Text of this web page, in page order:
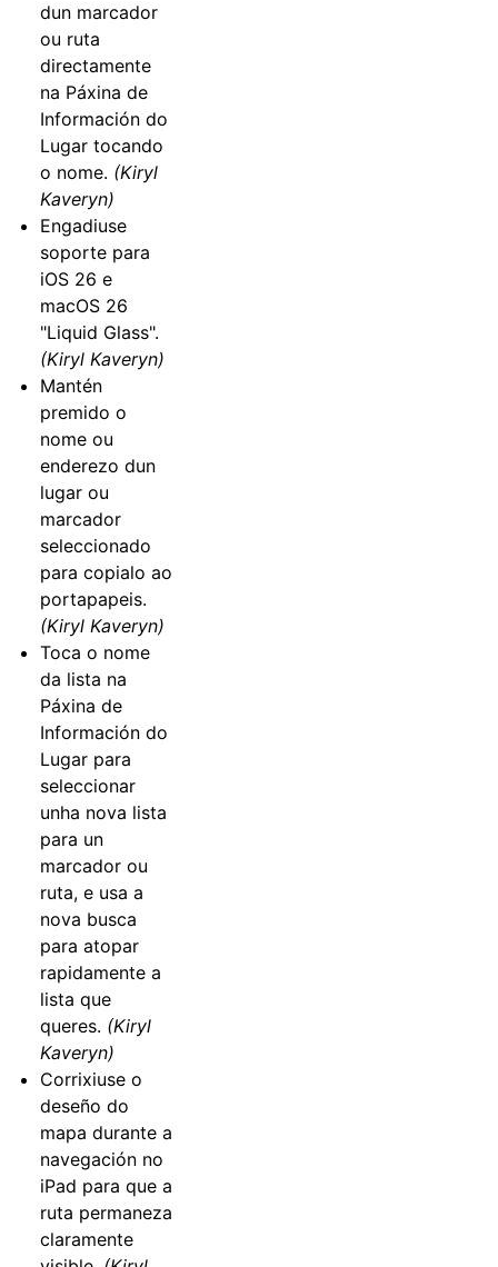
dun marcador
ou ruta
directamente
na Páxina de
Información do
Lugar tocando
o nome. (Kiryl
Kaveryn)
Engadiuse
soporte para
iOS 26 e
macOS 26
"Liquid Glass".
(Kiryl Kaveryn)
Mantén
premido o
nome ou
enderezo dun
lugar ou
marcador
seleccionado
para copialo ao
portapapeis.
(Kiryl Kaveryn)
Toca o nome
da lista na
Páxina de
Información do
Lugar para
seleccionar
unha nova lista
para un
marcador ou
ruta, e usa a
nova busca
para atopar
rapidamente a
lista que
queres. (Kiryl
Kaveryn)
Corrixiuse o
deseño do
mapa durante a
navegación no
iPad para que a
ruta permaneza
claramente